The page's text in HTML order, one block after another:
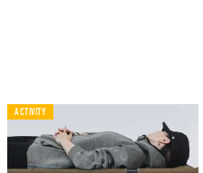
ACTIVITY